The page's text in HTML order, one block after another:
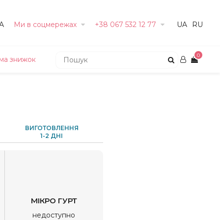
Ми в соцмережах +38 067 532 12 77 UA RU
знижок 0
ВИГОТОВЛЕННЯ
1-2 ДНІ
МІКРО ГУРТ
недоступно